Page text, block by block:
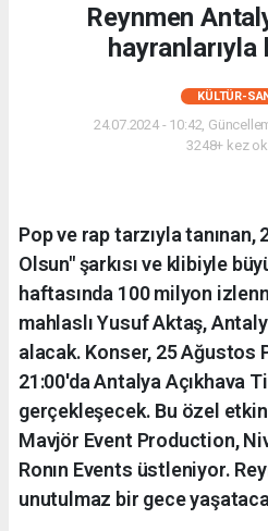
Reynmen
KÜLTÜR-
24.07.2024 - 10:42,
3248+ kez
Pop ve rap tarzıyla tanınan,
Olsun" şarkısı ve klibiyle
haftasında 100 milyon
mahlaslı Yusuf Aktaş,
alacak. Konser, 25 Ağustos
21:00'da Antalya Açıkhava
gerçekleşecek. Bu özel
Mavjör Event Production,
Ronın Events üstleniyor.
unutulmaz bir gece